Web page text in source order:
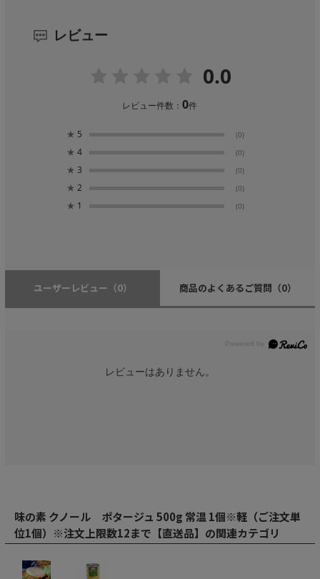
レビュー
0.0
レビュー件数：0件
★ 5 (0)
★ 4 (0)
★ 3 (0)
★ 2 (0)
★ 1 (0)
ユーザーレビュー （0） 商品のよくあるご質問 （0）
レビューはありません。
味の素 クノール ポタージュ 500g 常温 1個※軽（ご注文単
位1個）※注文上限数12まで【直送品】の関連カテゴリ